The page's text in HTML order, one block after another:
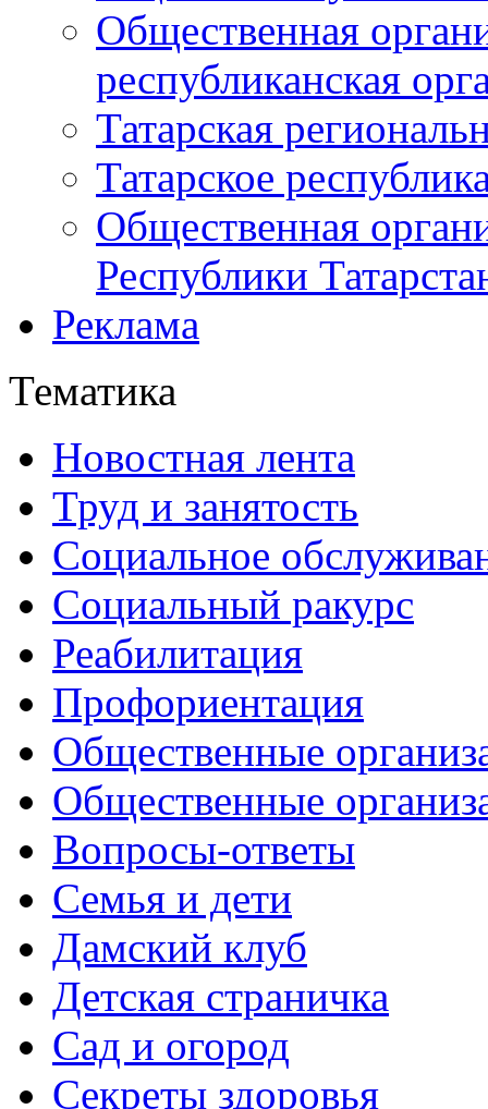
Общественная
республиканская
Татарская
Татарское
Общественная
Республики
Реклама
Тематика
Новостная лента
Труд и занятость
Социальное
Социальный ракурс
Реабилитация
Профориентация
Общественные
Общественные
Вопросы-ответы
Семья и дети
Дамский клуб
Детская страничка
Сад и огород
Секреты здоровья